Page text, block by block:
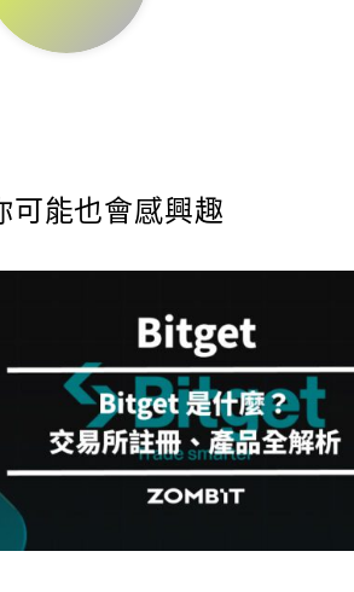
可能也會感興趣